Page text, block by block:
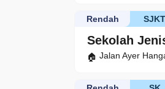
Sekolah
SJKT
Rendah
Jalan Ayer